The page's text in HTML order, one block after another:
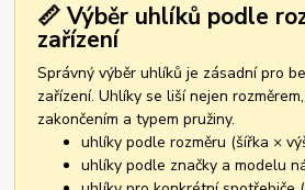
📏 Výběr uhlíků podle
zařízení
Správný výběr uhlíků je zásadní pro
zařízení. Uhlíky se liší nejen
zakončením a typem pružiny.
uhlíky podle rozměru (šířka ×
uhlíky podle značky a modelu